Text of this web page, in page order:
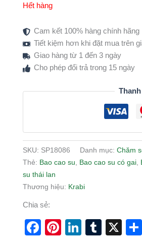
Hết hàng
Cam kết 100% hàng chính hãng
Tiết kiệm hơn khi đặt mua trên
Giao hàng từ 1 đến 3 ngày
Cho phép đổi trả trong 15 ngày
SKU: SP18086 Danh mục: Chăm
Thẻ: Bao cao su Bao cao su có gai,
su thái lan
Thương hiệu: Krabi
Chia sẻ:
Facebook
PinterestX